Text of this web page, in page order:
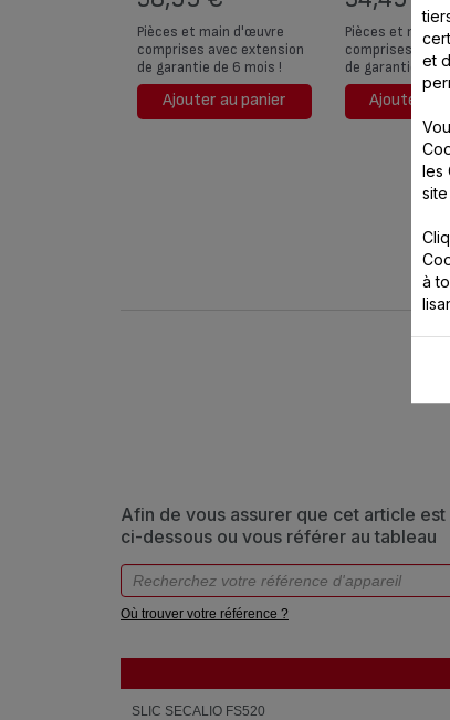
Pièces et main d'œuvre
comprises avec extension
de garantie de 6 mois !
Ajouter au panier
Pièces et main
comprises
de garantie de
Ajouter au
Afin de vous assurer que cet article
ci-dessous ou vous référer au tableau
Où trouver votre référence ?
SLIC SECALIO FS520
et
les
à